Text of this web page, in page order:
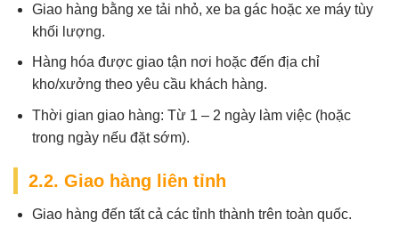
Giao hàng bằng xe tải nhỏ, xe ba gác hoặc xe máy tùy
khối lượng.
Hàng hóa được giao tận nơi hoặc đến địa chỉ
kho/xưởng theo yêu cầu khách hàng.
Thời gian giao hàng: Từ 1 – 2 ngày làm việc (hoặc
trong ngày nếu đặt sớm).
2.2. Giao hàng liên tỉnh
Giao hàng đến tất cả các tỉnh thành trên toàn quốc.